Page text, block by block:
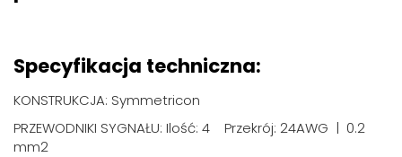
Specyfikacja techniczna:
KONSTRUKCJA: Symmetricon
PRZEWODNIKI SYGNAŁU: Ilość: 4 Przekrój: 24AWG | 0.2
mm2